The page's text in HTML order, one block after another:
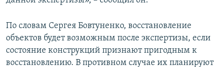
По словам Сергея Бовтуненко, восстановление
объектов будет возможным после экспертизы, если
состояние конструкций признают пригодным к
восстановлению. В противном случае их планируют